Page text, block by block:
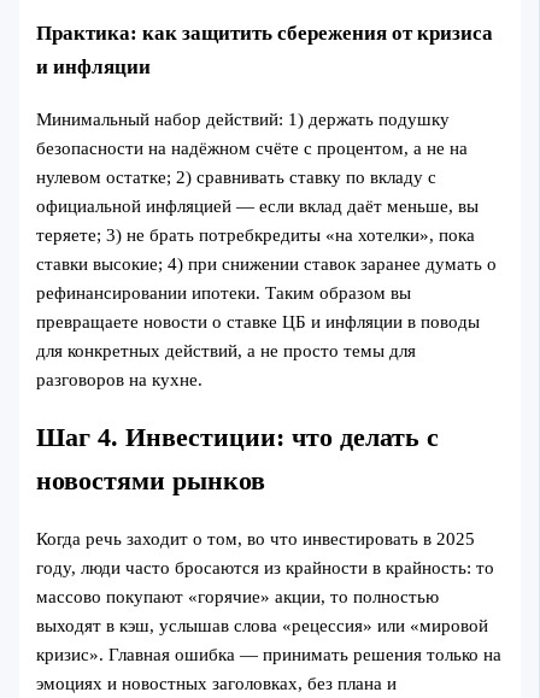
Практика: как защитить сбережения от кризиса
и инфляции
Минимальный набор действий: 1) держать подушку
безопасности на надёжном счёте с процентом, а не на
нулевом остатке; 2) сравнивать ставку по вкладу с
официальной инфляцией — если вклад даёт меньше, вы
теряете; 3) не брать потребкредиты «на хотелки», пока
ставки высокие; 4) при снижении ставок заранее думать о
рефинансировании ипотеки. Таким образом вы
превращаете новости о ставке ЦБ и инфляции в поводы
для конкретных действий, а не просто темы для
разговоров на кухне.
Шаг 4. Инвестиции: что делать с
новостями рынков
Когда речь заходит о том, во что инвестировать в 2025
году, люди часто бросаются из крайности в крайность: то
массово покупают «горячие» акции, то полностью
выходят в кэш, услышав слова «рецессия» или «мировой
кризис». Главная ошибка — принимать решения только на
эмоциях и новостных заголовках, без плана и